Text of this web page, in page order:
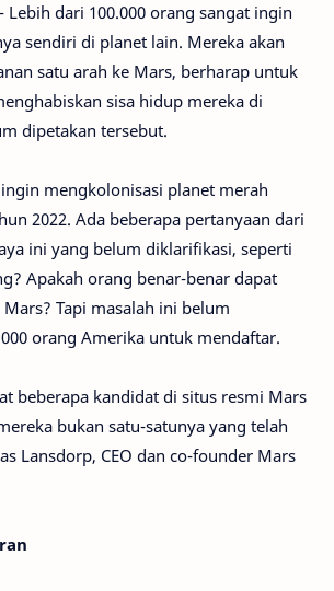
- Lebih dari 100.000 orang sangat ingin
sendiri di planet lain. Mereka akan
satu arah ke Mars, berharap untuk
sisa hidup mereka di
dipetakan tersebut.
mengkolonisasi planet merah
2022. Ada beberapa pertanyaan dari
ini yang belum diklarifikasi, seperti
Apakah orang benar-benar dapat
Tapi masalah ini belum
orang Amerika untuk mendaftar.
beberapa kandidat di situs resmi Mars
bukan satu-satunya yang telah
Lansdorp, CEO dan co-founder Mars